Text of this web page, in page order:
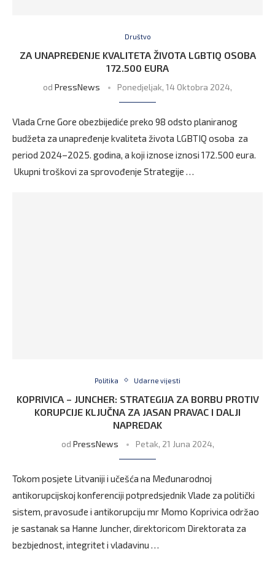
Društvo
ZA UNAPREĐENJE KVALITETA ŽIVOTA LGBTIQ OSOBA
172.500 EURA
od PressNews Ponedjeljak, 14 Oktobra 2024,
Vlada Crne Gore obezbijediće preko 98 odsto planiranog
budžeta za unapređenje kvaliteta života LGBTIQ osoba za
period 2024–2025. godina, a koji iznose iznosi 172.500 eura.
Ukupni troškovi za sprovođenje Strategije …
Politika Udarne vijesti
KOPRIVICA – JUNCHER: STRATEGIJA ZA BORBU PROTIV
KORUPCIJE KLJUČNA ZA JASAN PRAVAC I DALJI
NAPREDAK
od PressNews Petak, 21 Juna 2024,
Tokom posjete Litvaniji i učešća na Međunarodnoj
antikorupcijskoj konferenciji potpredsjednik Vlade za politički
sistem, pravosuđe i antikorupciju mr Momo Koprivica održao
je sastanak sa Hanne Juncher, direktoricom Direktorata za
bezbjednost, integritet i vladavinu …